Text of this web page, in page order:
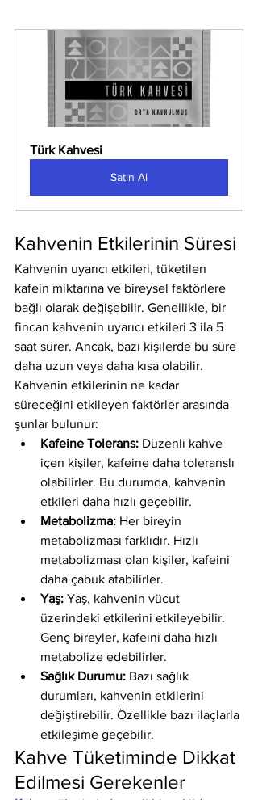
Türk Kahvesi
Satın Al
Kahvenin Etkilerinin Süresi
Kahvenin uyarıcı etkileri, tüketilen
kafein miktarına ve bireysel faktörlere
bağlı olarak değişebilir. Genellikle, bir
fincan kahvenin uyarıcı etkileri 3 ila 5
saat sürer. Ancak, bazı kişilerde bu süre
daha uzun veya daha kısa olabilir.
Kahvenin etkilerinin ne kadar
süreceğini etkileyen faktörler arasında
şunlar bulunur:
Kafeine Tolerans: Düzenli kahve
içen kişiler, kafeine daha toleranslı
olabilirler. Bu durumda, kahvenin
etkileri daha hızlı geçebilir.
Metabolizma: Her bireyin
metabolizması farklıdır. Hızlı
metabolizması olan kişiler, kafeini
daha çabuk atabilirler.
Yaş: Yaş, kahvenin vücut
üzerindeki etkilerini etkileyebilir.
Genç bireyler, kafeini daha hızlı
metabolize edebilirler.
Sağlık Durumu: Bazı sağlık
durumları, kahvenin etkilerini
değiştirebilir. Özellikle bazı ilaçlarla
etkileşime geçebilir.
Kahve Tüketiminde Dikkat
Edilmesi Gerekenler